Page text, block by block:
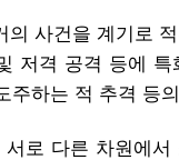
사건을 계기로
저격 공격 등에
주하는 적 추격 등
로 다른 차원에